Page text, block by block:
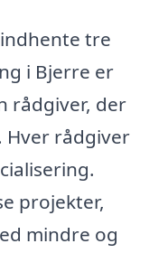
tre
i Bjerre er
rådgiver, der
Hver rådgiver
projekter,
mindre og